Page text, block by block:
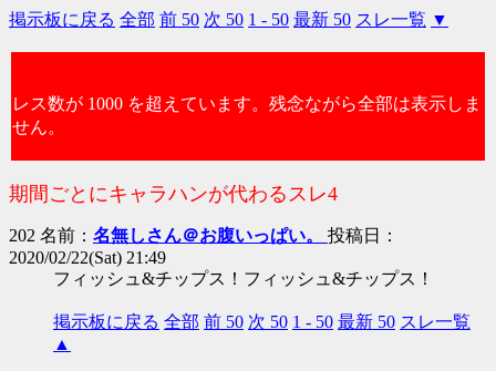
掲示板に戻る 全部 前 50 次 50 1 - 50 最新 50 スレ一覧 ▼
レス数が 1000 を超えています。残念ながら全部は表示しま
せん。
期間ごとにキャラハンが代わるスレ4
202 名前： 名無しさん＠お腹いっぱい。 投稿日：
2020/02/22(Sat) 21:49
フィッシュ&チップス！フィッシュ&チップス！
掲示板に戻る 全部 前 50 次 50 1 - 50 最新 50 スレ一覧
▲